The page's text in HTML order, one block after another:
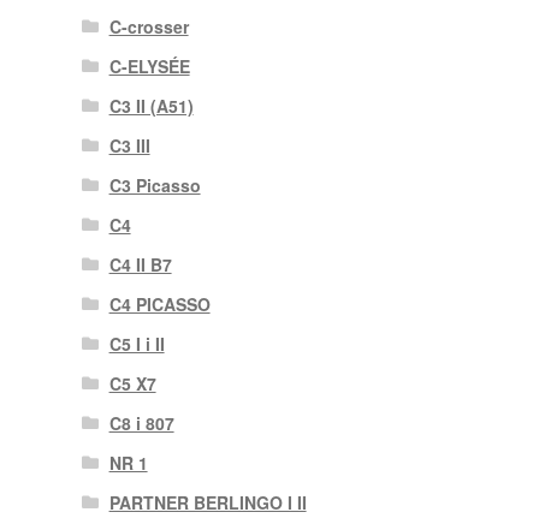
C-crosser
C-ELYSÉE
C3 II (A51)
C3 III
C3 Picasso
C4
C4 II B7
C4 PICASSO
C5 I i II
C5 X7
C8 i 807
NR 1
PARTNER BERLINGO I II